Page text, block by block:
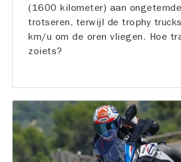
(1600 kilometer) aan
trotseren, terwijl de trophy
km/u om de oren vliegen. Hoe
zoiets?